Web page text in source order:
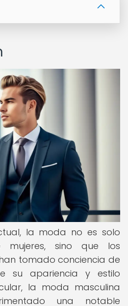
la moda no es solo
mujeres, sino que los
tomado conciencia de
su apariencia y estilo
la moda masculina
una notable